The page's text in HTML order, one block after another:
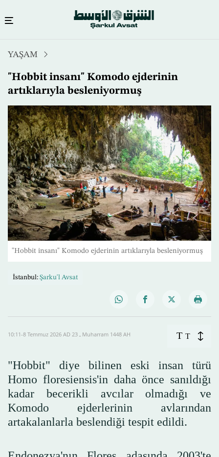
içeriğe
atla
YAŞAM
"Hobbit insanı" Komodo ejderinin
artıklarıyla besleniyormuş
"Hobbit insanı" Komodo ejderinin artıklarıyla besleniyormuş
İstanbul: Şarku'l Avsat
10:11-8 Temmuz 2026 AD ـ 23 Muharram 1448 AH T T
"Hobbit" diye bilinen eski insan türü
Homo floresiensis'in daha önce sanıldığı
kadar becerikli avcılar olmadığı ve
Komodo ejderlerinin avlarından
artakalanlarla beslendiği tespit edildi.